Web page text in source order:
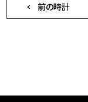
前の時計